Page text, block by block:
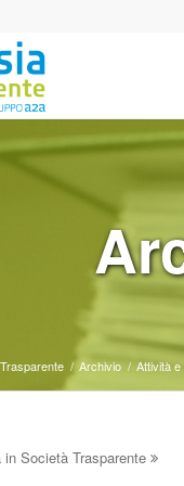
/ Archivio / Attività
in Società Trasparente